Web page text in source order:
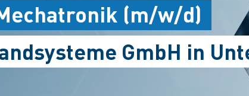
(m/w/d)
GmbH in